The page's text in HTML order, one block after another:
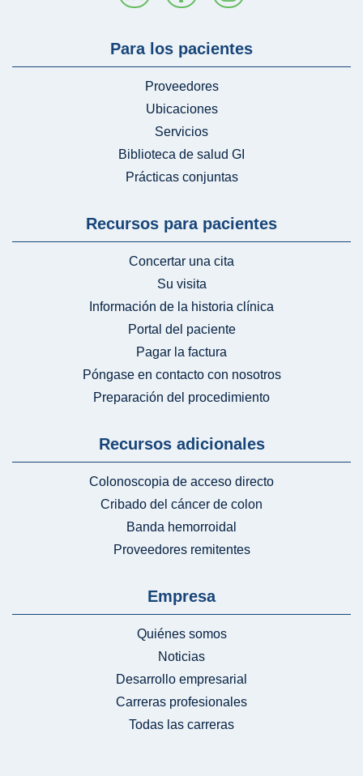
Para los pacientes
Proveedores
Ubicaciones
Servicios
Biblioteca de salud GI
Prácticas conjuntas
Recursos para pacientes
Concertar una cita
Su visita
Información de la historia clínica
Portal del paciente
Pagar la factura
Póngase en contacto con nosotros
Preparación del procedimiento
Recursos adicionales
Colonoscopia de acceso directo
Cribado del cáncer de colon
Banda hemorroidal
Proveedores remitentes
Empresa
Quiénes somos
Noticias
Desarrollo empresarial
Carreras profesionales
Todas las carreras